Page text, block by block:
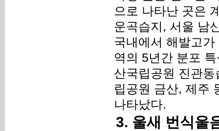
으로 나타난 곳은
운곡습지, 서울 남
국내에서 해발고
역의 5년간 분포
산국립공원 진관
립공원 금산, 제주
나타났다.
3. 울새 번식울